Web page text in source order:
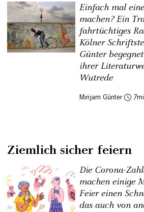
Einfach mal
machen? Ein
fahrtüchtiges
Kölner
Günter
ihrer
Wutrede
Mirijam Günter 7
Ziemlich sicher feiern
Die Corona-
machen einige
Feier einen
das auch von